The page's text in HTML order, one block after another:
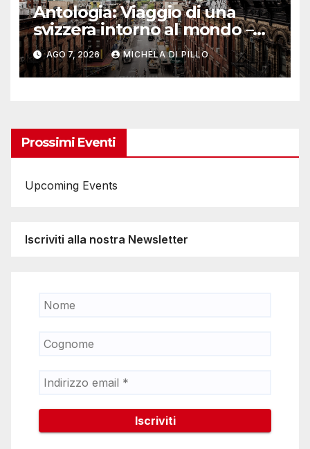
Antologia: Viaggio di una
svizzera intorno al mondo –
Yosemite
AGO 7, 2026 MICHELA DI PILLO
Prossimi Eventi
Upcoming Events
Iscriviti alla nostra Newsletter